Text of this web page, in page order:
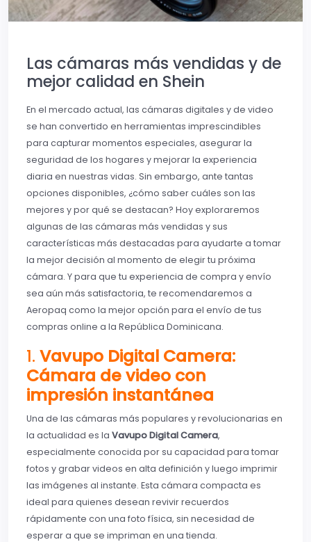
Las cámaras más vendidas y de
mejor calidad en Shein
En el mercado actual, las cámaras digitales y de video
se han convertido en herramientas imprescindibles
para capturar momentos especiales, asegurar la
seguridad de los hogares y mejorar la experiencia
diaria en nuestras vidas. Sin embargo, ante tantas
opciones disponibles, ¿cómo saber cuáles son las
mejores y por qué se destacan? Hoy exploraremos
algunas de las cámaras más vendidas y sus
características más destacadas para ayudarte a tomar
la mejor decisión al momento de elegir tu próxima
cámara. Y para que tu experiencia de compra y envío
sea aún más satisfactoria, te recomendaremos a
Aeropaq como la mejor opción para el envío de tus
compras online a la República Dominicana.
1. Vavupo Digital Camera:
Cámara de video con
impresión instantánea
Una de las cámaras más populares y revolucionarias en
la actualidad es la Vavupo Digital Camera,
especialmente conocida por su capacidad para tomar
fotos y grabar videos en alta definición y luego imprimir
las imágenes al instante. Esta cámara compacta es
ideal para quienes desean revivir recuerdos
rápidamente con una foto física, sin necesidad de
esperar a que se impriman en una tienda.